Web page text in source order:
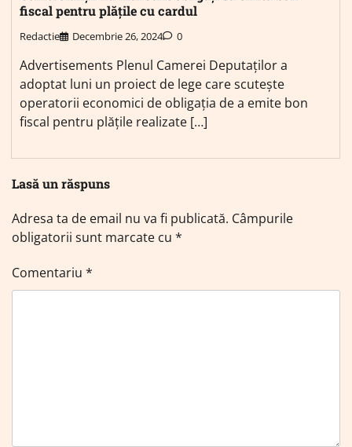
fiscal pentru plățile cu cardul
Redactie Decembrie 26, 2024 0
Advertisements Plenul Camerei Deputaților a
adoptat luni un proiect de lege care scutește
operatorii economici de obligația de a emite bon
fiscal pentru plățile realizate […]
Lasă un răspuns
Adresa ta de email nu va fi publicată. Câmpurile
obligatorii sunt marcate cu *
Comentariu *